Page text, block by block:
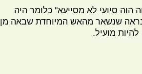
הוה סיועי לא מסייעא" כלומר היה
שנשאר מהאש המיוחדת שבאה מן
מועיל.